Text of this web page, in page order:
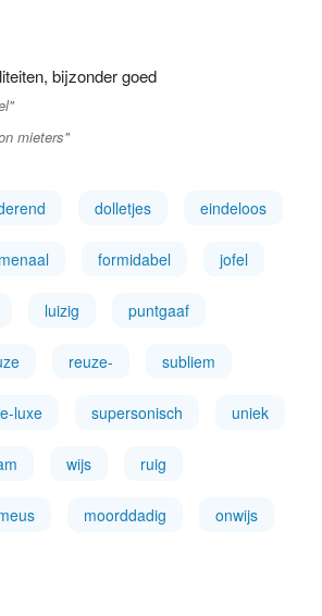
bijzonder goed
mieters"
dolletjes eindeloos
formidabel jofel
luizig puntgaaf
reuze- subliem
luxe supersonisch uniek
wijs ruig
moorddadig onwijs